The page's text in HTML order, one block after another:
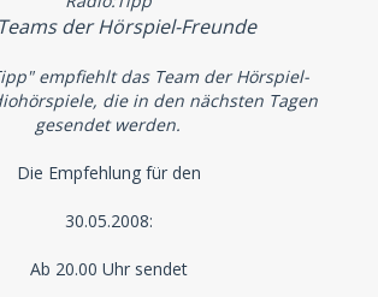
der Hörspiel-Freunde
empfiehlt das Team der Hörspiel-
die in den nächsten Tagen
gesendet werden.
Die Empfehlung für den
30.05.2008:
Ab 20.00 Uhr sendet